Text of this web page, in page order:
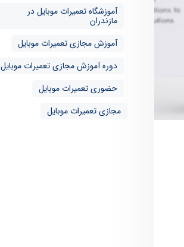
آموزشگاه تعمیرات موبایل در
مازندران
آموزش مجازی تعمیرات موبایل
دوره آموزش مجازی تعمیرات موبایل
حضوری تعمیرات موبایل
مجازی تعمیرات موبایل